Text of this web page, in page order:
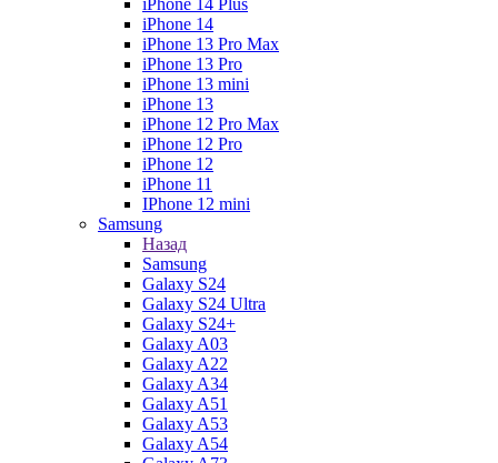
iPhone 14 Plus
iPhone 14
iPhone 13 Pro Max
iPhone 13 Pro
iPhone 13 mini
iPhone 13
iPhone 12 Pro Max
iPhone 12 Pro
iPhone 12
iPhone 11
IPhone 12 mini
Samsung
Назад
Samsung
Galaxy S24
Galaxy S24 Ultra
Galaxy S24+
Galaxy A03
Galaxy A22
Galaxy A34
Galaxy A51
Galaxy A53
Galaxy A54